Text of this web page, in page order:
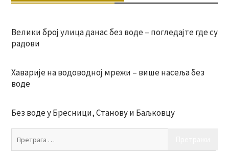
Велики број улица данас без воде – погледајте где су
радови
Хаварије на водоводној мрежи – више насеља без
воде
Без воде у Бресници, Станову и Баљковцу